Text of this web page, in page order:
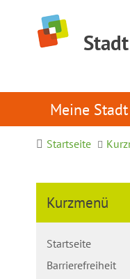
Meine Stadt
Startseite
Kurzmenü
Startseite
Barrierefreiheit